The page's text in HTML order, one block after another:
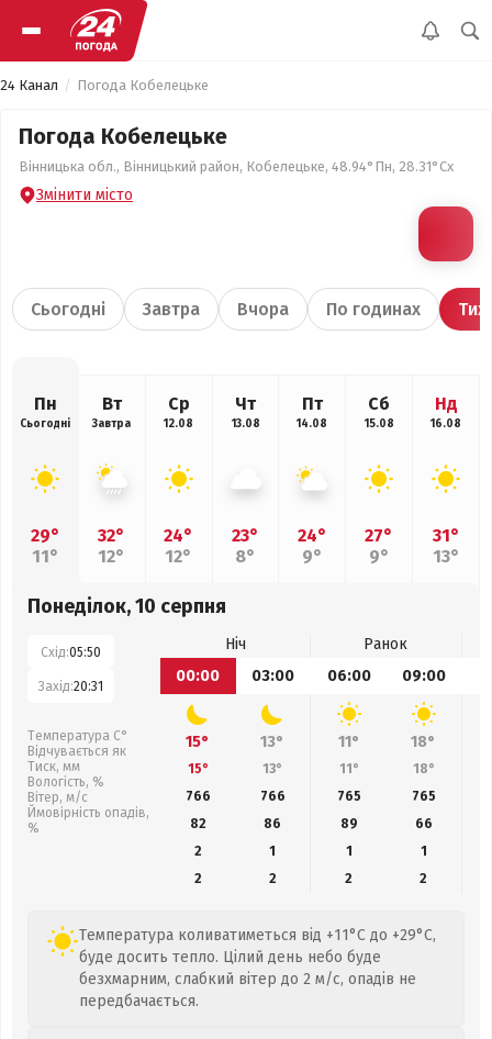
24 Канал Погода Кобелецьке
Погода Кобелецьке
Вінницька обл., Вінницький район, Кобелецьке, 48.94°Пн, 28.31°Сх
Змінити місто
Сьогодні Завтра Вчора По годинах
Пн
Сьогодні
29°
11°
Вт
Завтра
32°
12°
Ср
12.08
24°
12°
Чт
13.08
23°
8°
Пт
14.08
24°
9°
Сб
15.08
27°
9°
Нд
16.08
31°
13°
Понеділок, 10 серпня
Схід:05:50
Захід:20:31
Температура С°
Відчувається як
Тиск, мм
Вологість, %
Вітер, м/с
Ймовірність опадів,
%
Ніч
Ранок
00:00
03:00 06:00 09:00
15° 13° 11° 18°
15° 13° 11° 18°
766
766 765 765
82
86 89
66
2
1 1
1
2
2 2 2
Температура коливатиметься від +11°C до +29°C,
буде досить тепло. Цілий день небо буде
безхмарним, слабкий вітер до 2 м/с, опадів не
передбачається.